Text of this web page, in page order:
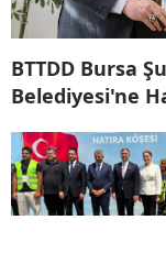
BTTDD Bursa
Belediyesi'ne